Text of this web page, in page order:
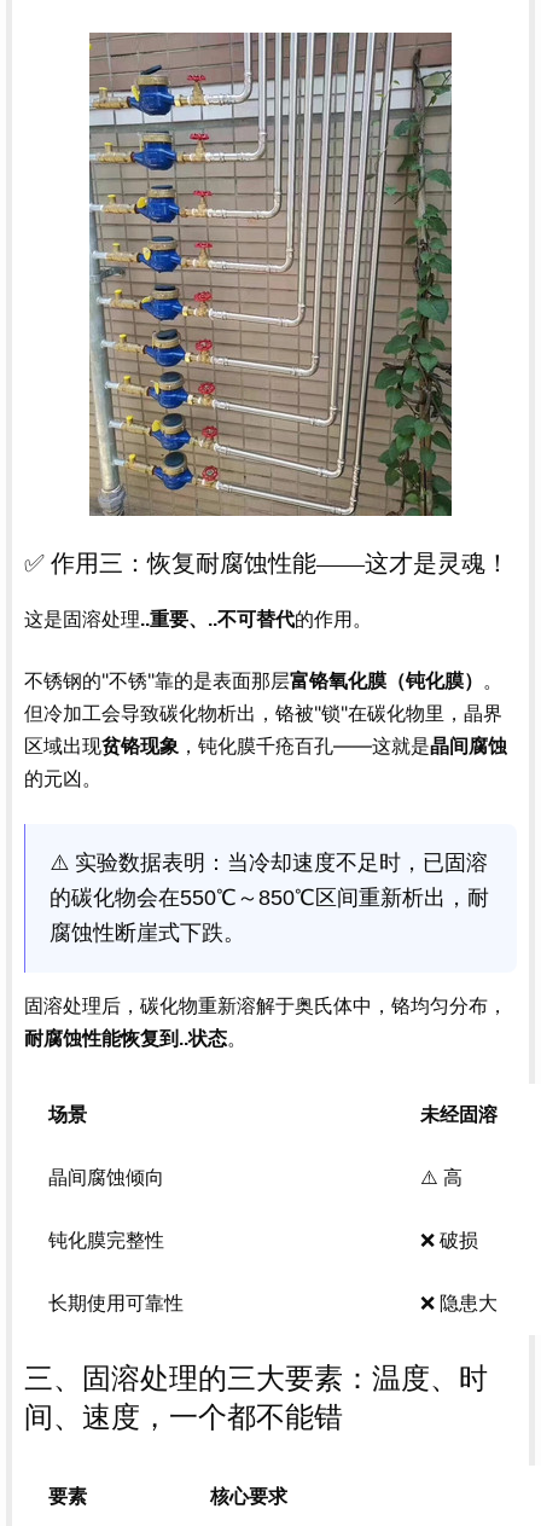
✅ 作用三：恢复耐腐蚀性能——这才是灵魂！
这是固溶处理..重要、..不可替代的作用。
不锈钢的"不锈"靠的是表面那层富铬氧化膜（钝化膜） 。
但冷加工会导致碳化物析出，铬被"锁"在碳化物里，晶界
区域出现贫铬现象 ，钝化膜千疮百孔——这就是晶间腐蚀
的元凶。
⚠️ 实验数据表明：当冷却速度不足时，已固溶
的碳化物会在550℃～850℃区间重新析出，耐
腐蚀性断崖式下跌。
固溶处理后，碳化物重新溶解于奥氏体中，铬均匀分布，
耐腐蚀性能恢复到..状态。
场景 未经固溶
晶间腐蚀倾向 ⚠️ 高
钝化膜完整性 ❌ 破损
长期使用可靠性 ❌ 隐患大
三、固溶处理的三大要素：温度、时
间、速度，一个都不能错
要素 核心要求